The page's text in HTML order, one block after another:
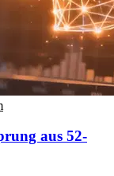
aus 52-